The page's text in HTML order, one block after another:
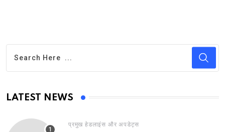
LATEST NEWS
प्रमुख हेडलाइंस और अपडेट्स